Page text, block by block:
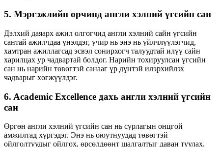
5. Мэргэжлийн орчинд англи хэлний үгсийн сан
Дэлхий даяарх ажил олгогчид англи хэлний сайн үгсийн
сантай ажилчдаа үнэлдэг, учир нь энэ нь үйлчлүүлэгчид,
хамтран ажиллагсад эсвэл сонирхогч талуудтай илүү сайн
харилцах ур чадвартай болдог. Нарийн тохируулсан үгсийн
сан нь нарийн төвөгтэй санааг үр дүнтэй илэрхийлэх
чадварыг хөгжүүлдэг.
6. Academic Excellence дахь англи хэлний үгсийн
сан
Өргөн англи хэлний үгсийн сан нь сурлагын онцгой
амжилтад хүргэдэг. Энэ нь оюутнуудад төвөгтэй
ойлголтуудыг ойлгох, өрсөлдөөнт шалгалтыг даван туулах,